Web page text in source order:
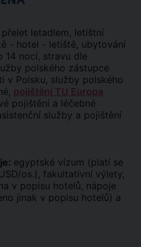
přelet letadlem, letištní
- hotel - letiště, ubytování
14 nocí, stravu dle
polského zástupce
v Polsku, služby polského
pojištění TU Europa
pojištění a léčebné
služby a pojištění
egyptské vízum (platí se
os.), fakultativní výlety,
v popisu hotelů, nápoje
jinak v popisu hotelů) a